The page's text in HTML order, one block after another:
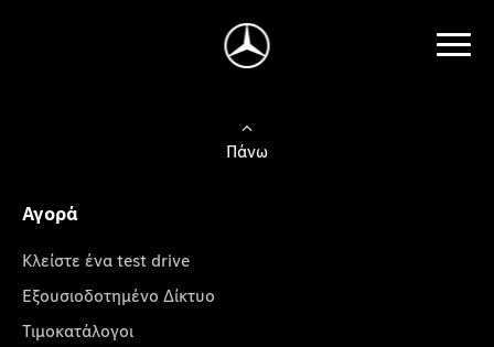
Πάνω
Αγορά
Κλείστε ένα test drive
Εξουσιοδοτημένο Δίκτυο
Τιμοκατάλογοι